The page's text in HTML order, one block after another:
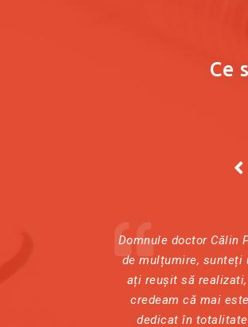
Ce
Domnule doctor Călin
de mulțumire, sunteți
ați reușit să
credeam că mai
dedicat în